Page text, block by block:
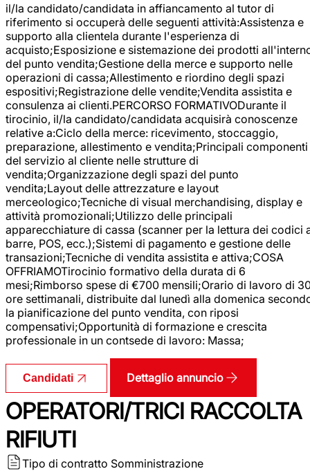
il/la candidato/candidata in affiancamento al tutor di
riferimento si occuperà delle seguenti attività:Assistenza e
supporto alla clientela durante l'esperienza di
acquisto;Esposizione e sistemazione dei prodotti
del punto vendita;Gestione della merce e supporto nelle
operazioni di cassa;Allestimento e riordino degli spazi
espositivi;Registrazione delle vendite;Vendita assistita e
consulenza ai clienti.PERCORSO FORMATIVODurante il
tirocinio, il/la candidato/candidata acquisirà conoscenze
relative a:Ciclo della merce: ricevimento, stoccaggio,
preparazione, allestimento e vendita;Principali componenti
del servizio al cliente nelle strutture di
vendita;Organizzazione degli spazi del punto
vendita;Layout delle attrezzature e layout
merceologico;Tecniche di visual merchandising, display e
attività promozionali;Utilizzo delle principali
apparecchiature di cassa (scanner per la lettura dei codici
barre, POS, ecc.);Sistemi di pagamento e gestione delle
transazioni;Tecniche di vendita assistita e attiva;COSA
OFFRIAMOTirocinio formativo della durata di 6
mesi;Rimborso spese di €700 mensili;Orario di lavoro di
ore settimanali, distribuite dal lunedì alla domenica
la pianificazione del punto vendita, con riposi
compensativi;Opportunità di formazione e crescita
professionale in un contsede di lavoro: Massa;
Candidati Dettaglio annuncio
OPERATORI/TRICI RACCOLTA
RIFIUTI
Tipo di contratto Somministrazione